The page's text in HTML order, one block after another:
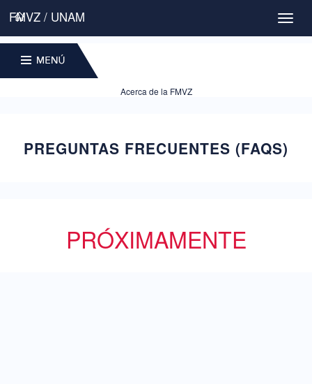
FMVZ / UNAM
Acerca de la FMVZ
PREGUNTAS FRECUENTES (FAQS)
PRÓXIMAMENTE